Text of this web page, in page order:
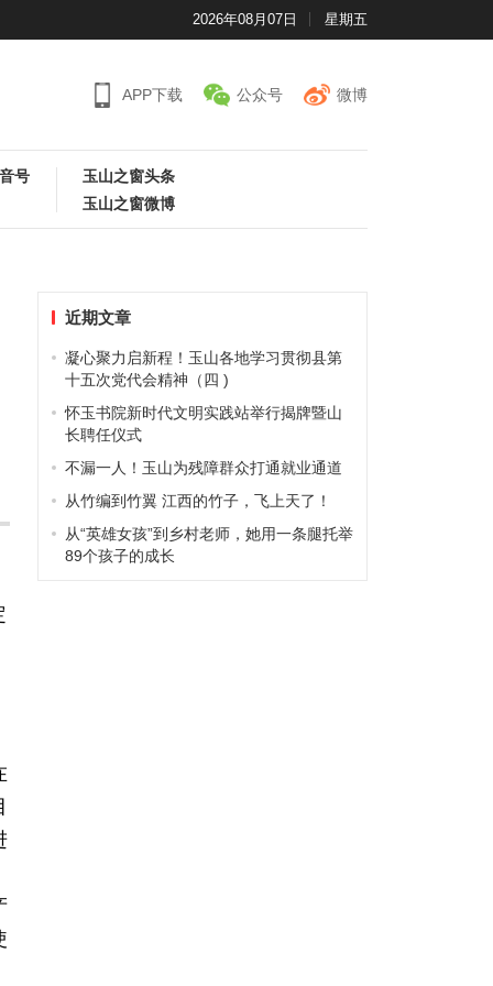
2026年08月07日 星期五
APP下载 公众号 微博
号
玉山之窗头条
玉山之窗微博
近期文章
凝心聚力启新程！玉山各地学习贯彻县第
十五次党代会精神（四 )
怀玉书院新时代文明实践站举行揭牌暨山
长聘任仪式
不漏一人！玉山为残障群众打通就业通道
从竹编到竹翼 江西的竹子，飞上天了！
从“英雄女孩”到乡村老师，她用一条腿托举
89个孩子的成长